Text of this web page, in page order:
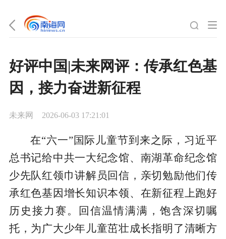
好评中国|未来网评：传承红色基
因，接力奋进新征程
未来网 2026-06-03 17:21:01
在“六一”国际儿童节到来之际，习近平
总书记给中共一大纪念馆、南湖革命纪念馆
少先队红领巾讲解员回信，亲切勉励他们传
承红色基因增长知识本领、在新征程上跑好
历史接力赛。回信温情满满，饱含深切嘱
托，为广大少年儿童茁壮成长指明了清晰方